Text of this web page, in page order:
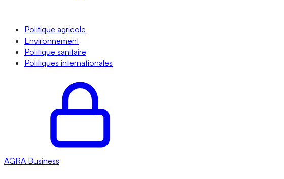
Politique agricole
Environnement
Politique sanitaire
Politiques internationales
AGRA Business